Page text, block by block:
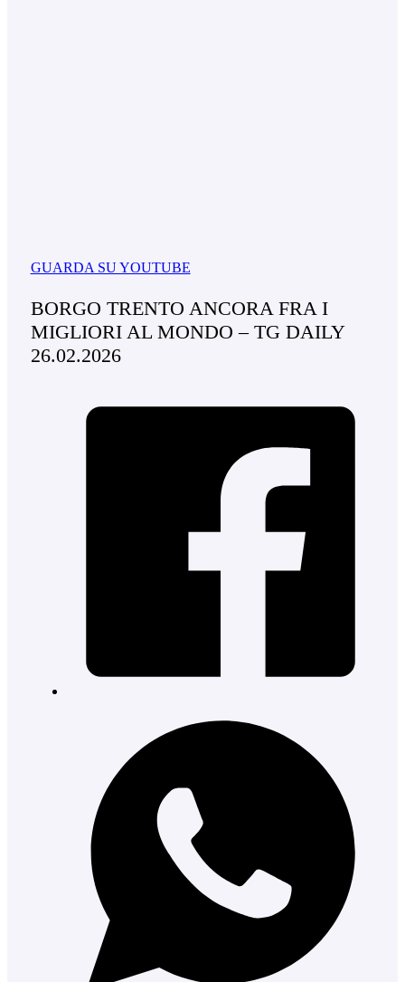
GUARDA SU YOUTUBE
BORGO TRENTO ANCORA FRA I
MIGLIORI AL MONDO – TG DAILY
26.02.2026